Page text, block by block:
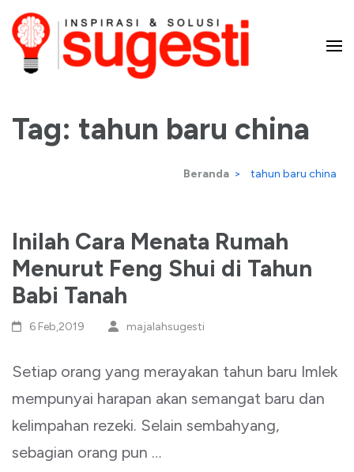
Lompat
ke
konten
Enter)
dan Solusi
Tag: tahun baru china
Beranda > tahun baru china
Inilah Cara Menata Rumah
Menurut Feng Shui di Tahun
Babi Tanah
6 Feb,2019 majalahsugesti
Setiap orang yang merayakan tahun baru Imlek
mempunyai harapan akan semangat baru dan
kelimpahan rezeki. Selain sembahyang,
sebagian orang pun …